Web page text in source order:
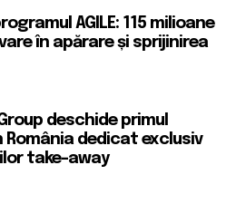
AGILE: 115 milioane
în apărare și sprijinirea
deschide primul
România dedicat exclusiv
take-away